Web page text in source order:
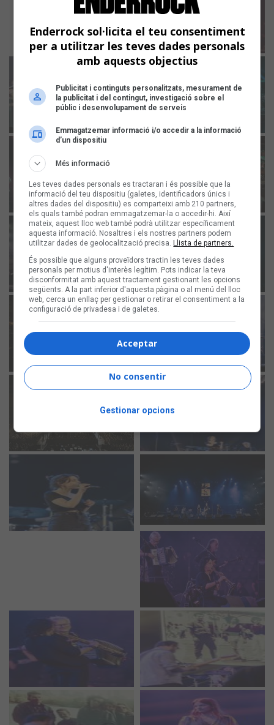
Enderrock sol·licita el teu consentiment
per a utilitzar les teves dades personals
amb aquests objectius
Publicitat i continguts personalitzats, mesurament de
la publicitat i del contingut, investigació sobre el
públic i desenvolupament de serveis
Emmagatzemar informació i/o accedir a la informació
d’un dispositiu
Més informació
Les teves dades personals es tractaran i és possible que la
informació del teu dispositiu (galetes, identificadors únics i
altres dades del dispositiu) es comparteixi amb 210 partners,
els quals també podran emmagatzemar-la o accedir-hi. Així
mateix, aquest lloc web també podrà utilitzar específicament
aquesta informació. Nosaltres i els nostres partners podem
utilitzar dades de geolocalització precisa. Llista de partners.
És possible que alguns proveïdors tractin les teves dades
personals per motius d'interès legítim. Pots indicar la teva
disconformitat amb aquest tractament gestionant les opcions
següents. A la part inferior d'aquesta pàgina o al menú del lloc
web, cerca un enllaç per gestionar o retirar el consentiment a la
configuració de privadesa i de galetes.
Acceptar
No consentir
Gestionar opcions